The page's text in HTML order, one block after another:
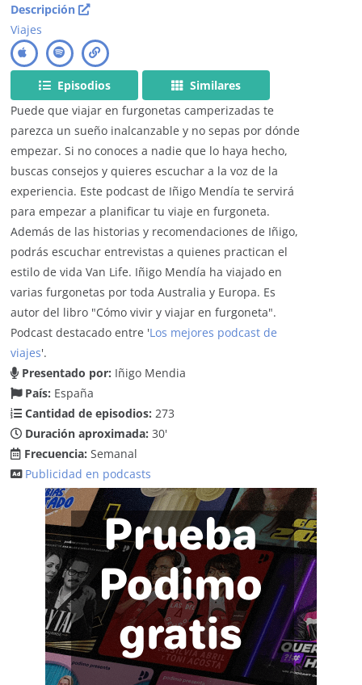
Descripción
Viajes
Episodios
Similares
Puede que viajar en furgonetas camperizadas te
parezca un sueño inalcanzable y no sepas por dónde
empezar. Si no conoces a nadie que lo haya hecho,
buscas consejos y quieres escuchar a la voz de la
experiencia. Este podcast de Iñigo Mendía te servirá
para empezar a planificar tu viaje en furgoneta.
Además de las historias y recomendaciones de Iñigo,
podrás escuchar entrevistas a quienes practican el
estilo de vida Van Life. Iñigo Mendía ha viajado en
varias furgonetas por toda Australia y Europa. Es
autor del libro "Cómo vivir y viajar en furgoneta".
Podcast destacado entre 'Los mejores podcast de
viajes'.
Presentado por: Iñigo Mendia
País: España
Cantidad de episodios: 273
Duración aproximada: 30'
Frecuencia: Semanal
Publicidad en podcasts